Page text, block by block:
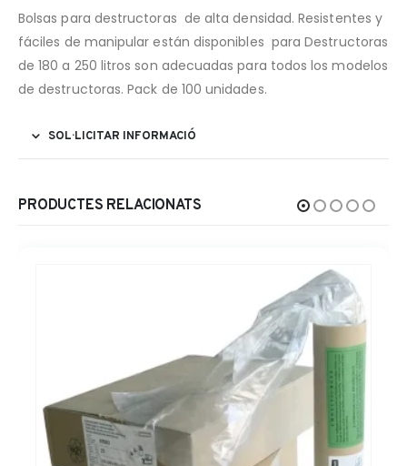
Bolsas para destructoras de alta densidad. Resistentes y
fáciles de manipular están disponibles para Destructoras
de 180 a 250 litros son adecuadas para todos los modelos
de destructoras. Pack de 100 unidades.
SOL·LICITAR INFORMACIÓ
PRODUCTES RELACIONATS